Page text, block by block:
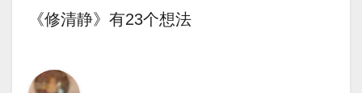
导
航
《修清静》有23个想法